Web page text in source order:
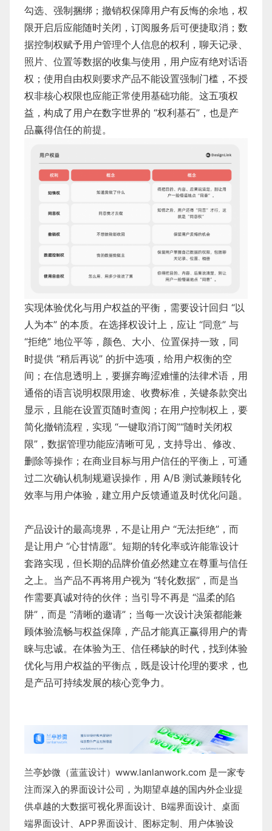
勾选、强制捆绑；撤销权保障用户有反悔的余地，权
限开启后应能随时关闭，订阅服务后可便捷取消；数
据控制权赋予用户管理个人信息的权利，聊天记录、
照片、位置等数据的收集与使用，用户应有绝对话语
权；使用自由权则要求产品不能设置强制门槛，不授
权非核心权限也应能正常使用基础功能。这五项权
益，构成了用户在数字世界的 “权利基石”，也是产
品赢得信任的前提。
实现体验优化与用户权益的平衡，需要设计回归 “以
人为本” 的本质。在选择权设计上，应让 “同意” 与
“拒绝” 地位平等，颜色、大小、位置保持一致，同
时提供 “稍后再说” 的折中选项，给用户权衡的空
间；在信息透明上，要摒弃晦涩难懂的法律术语，用
通俗的语言说明权限用途、收费标准，关键条款突出
显示，且能在设置页随时查阅；在用户控制权上，要
简化撤销流程，实现 “一键取消订阅”“随时关闭权
限”，数据管理功能应清晰可见，支持导出、修改、
删除等操作；在商业目标与用户信任的平衡上，可通
过二次确认机制规避误操作，用 A/B 测试兼顾转化
效率与用户体验，建立用户反馈通道及时优化问题。
产品设计的最高境界，不是让用户 “无法拒绝”，而
是让用户 “心甘情愿”。短期的转化率或许能靠设计
套路实现，但长期的品牌价值必然建立在尊重与信任
之上。当产品不再将用户视为 “转化数据”，而是当
作需要真诚对待的伙伴；当引导不再是 “温柔的陷
阱”，而是 “清晰的邀请”；当每一次设计决策都能兼
顾体验流畅与权益保障，产品才能真正赢得用户的青
睐与忠诚。在体验为王、信任稀缺的时代，找到体验
优化与用户权益的平衡点，既是设计伦理的要求，也
是产品可持续发展的核心竞争力。
兰亭妙微（蓝蓝设计） www.lanlanwork.com 是一家专
注而深入的界面设计公司，为期望卓越的国内外企业提
供卓越的大数据可视化界面设计、 B端界面设计、 桌面
端界面设计、 APP界面设计、 图标定制 、 用户体验设